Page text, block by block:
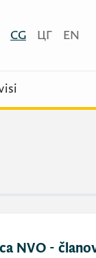
CG ЦГ EN
NVO -